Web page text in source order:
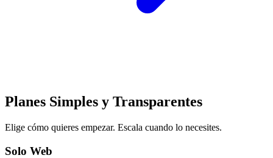
Planes Simples y Transparentes
Elige cómo quieres empezar. Escala cuando lo necesites.
Solo Web